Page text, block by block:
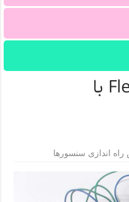
راه اندازی سنسور Flex با
اندازی سنسورها